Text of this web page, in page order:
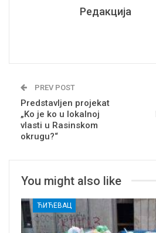
Редакција
PREV POST
Predstavljen projekat
„Ko je ko u lokalnoj
vlasti u Rasinskom
okrugu?“
You might also like
ЋИЋЕВАЦ